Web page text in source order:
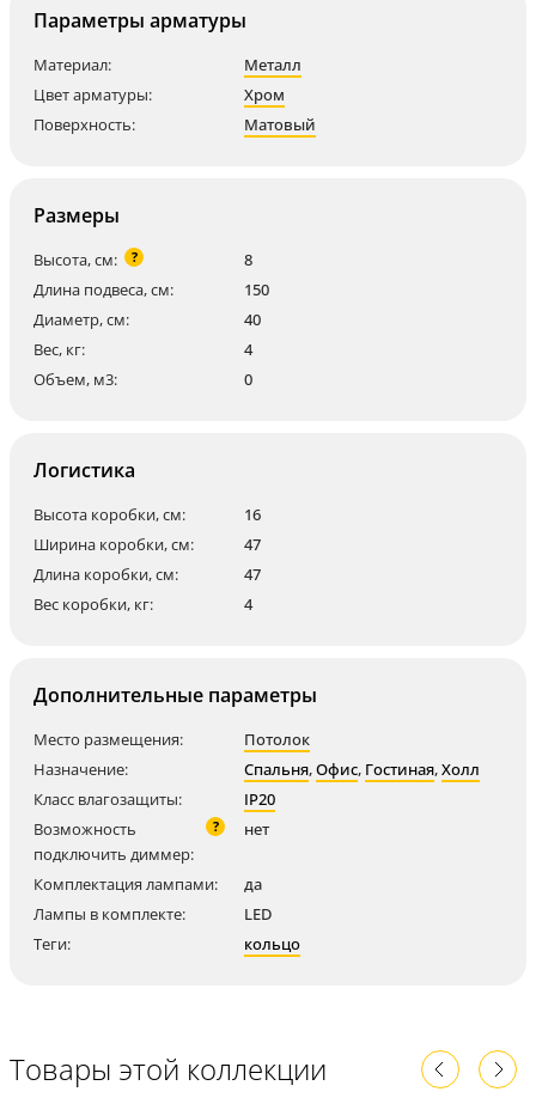
Параметры арматуры
Материал:
Металл
Цвет арматуры:
Хром
Поверхность:
Матовый
Размеры
Высота, см: ?
8
Длина подвеса, см:
150
Диаметр, см:
40
Вес, кг:
4
Объем, м3:
0
Логистика
Высота коробки, см:
16
Ширина коробки, см:
47
Длина коробки, см:
47
Вес коробки, кг:
4
Дополнительные параметры
Место размещения:
Потолок
Назначение:
Спальня,Офис, Гостиная,Холл
Класс влагозащиты:
IP20
Возможность
подключить диммер:
? нет
Комплектация лампами:
да
Лампы в комплекте:
LED
Теги:
кольцо
Товары этой коллекции